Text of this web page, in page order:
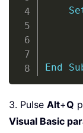
End
3. Pulse Alt+Q
Visual Basic